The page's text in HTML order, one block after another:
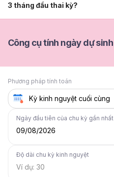
3 tháng đầu thai kỳ?
Công cụ tính ngày dự sinh
Phương pháp tính toán
Ngày đầu tiên của chu kỳ gần nhất
09/08/2026
Độ dài chu kỳ kinh nguyệt